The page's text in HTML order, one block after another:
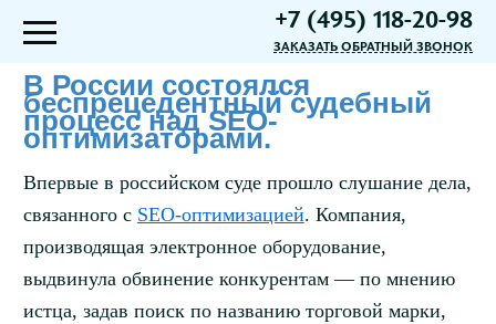
+7 (495) 118-20-98
ЗАКАЗАТЬ ОБРАТНЫЙ ЗВОНОК
В России состоялся
беспрецедентный судебный
процесс над SEO-
оптимизаторами.
Впервые в российском суде прошло слушание дела,
связанного с SEO-оптимизацией. Компания,
производящая электронное оборудование,
выдвинула обвинение конкурентам — по мнению
истца, задав поиск по названию торговой марки,